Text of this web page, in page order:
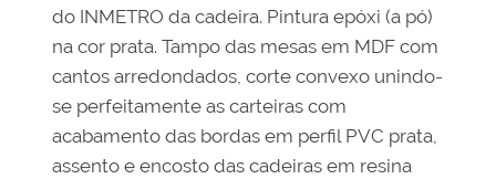
do INMETRO da cadeira. Pintura epóxi (a pó)
na cor prata. Tampo das mesas em MDF com
cantos arredondados, corte convexo unindo-
se perfeitamente as carteiras com
acabamento das bordas em perfil PVC prata,
assento e encosto das cadeiras em resina